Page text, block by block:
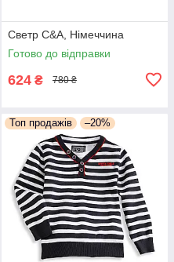
Светр С&А, Німеччина
Готово до відправки
624 ₴ 780 ₴
Топ продажів –20%